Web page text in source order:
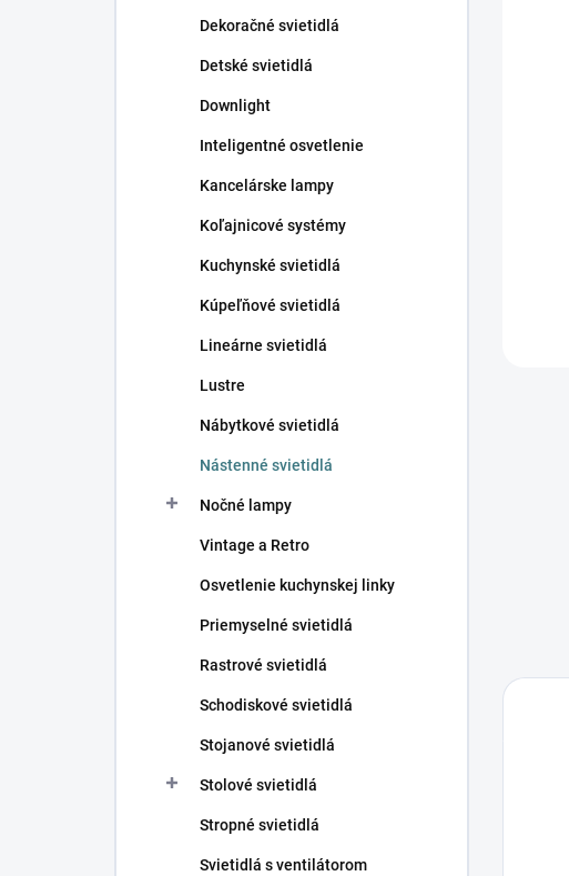
Dekoračné svietidlá
Detské svietidlá
Downlight
Inteligentné osvetlenie
Kancelárske lampy
Koľajnicové systémy
Kuchynské svietidlá
Kúpeľňové svietidlá
Lineárne svietidlá
Lustre
Nábytkové svietidlá
Nástenné svietidlá
Nočné lampy
Vintage a Retro
Osvetlenie kuchynskej linky
Priemyselné svietidlá
Rastrové svietidlá
Schodiskové svietidlá
Stojanové svietidlá
Stolové svietidlá
Stropné svietidlá
Svietidlá s ventilátorom